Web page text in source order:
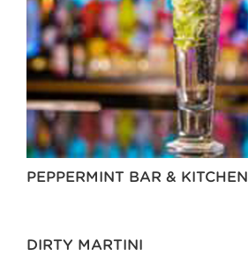
PEPPERMINT BAR & KITCHEN
DIRTY MARTINI